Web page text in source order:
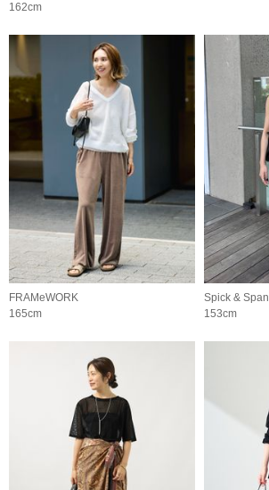
162cm
FRAMeWORK
165cm
Spick & Span
153cm